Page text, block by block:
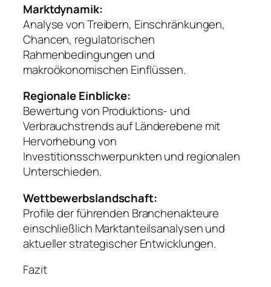
Marktdynamik:
Analyse von Treibern, Einschränkungen,
Chancen, regulatorischen
Rahmenbedingungen und
makroökonomischen Einflüssen.
Regionale Einblicke:
Bewertung von Produktions- und
Verbrauchstrends auf Länderebene mit
Hervorhebung von
Investitionsschwerpunkten und regionalen
Unterschieden.
Wettbewerbslandschaft:
Profile der führenden Branchenakteure
einschließlich Marktanteilsanalysen und
aktueller strategischer Entwicklungen.
Fazit